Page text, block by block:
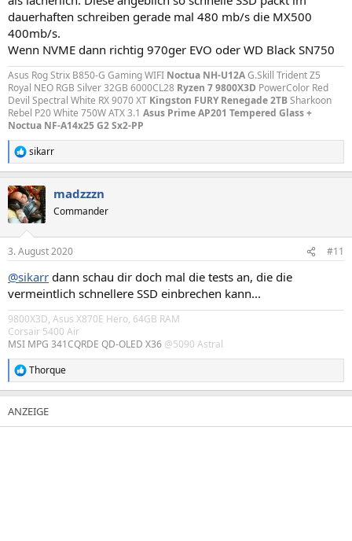
dauerhaften schreiben gerade mal 480 mb/s die MX500
400mb/s.
Wenn NVME dann richtig 970ger EVO oder WD Black SN750
Asus Rog Strix B850-G Gaming WIFI Noctua NH-U12AG.Skill Trident Z5
Royal NEO RGB Silver 32GB 6000CL28 Ryzen 7 9800X3D PowerColor Red
Devil Spectral White RX 9070 XT Kingston FURY Renegade 2TBSharkoon
Rebel P20 White 750W ATX 3.1 Asus Prime AP201 Tempered Glass +
Noctua NF-A14x25 G2 Sx2-PP
R
e
k
t
i
e
:
sikarr
madzzzn
Commander
3. August 2020 #11
@sikarr dann schau dir doch mal die tests an, die die
vermeintlich schnellere SSD einbrechen kann...
9800X3D, Asus X870E Hero, 64GB RAM
Corsair 5400 Air
MSI MPG 341CQRDE QD-OLED X36 @5090 Astral
R
e
a
k
t
Thorque